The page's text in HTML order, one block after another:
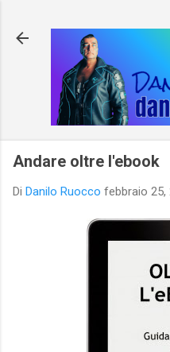
Andare oltre l'ebook
Di Danilo Ruocco febbraio 25,